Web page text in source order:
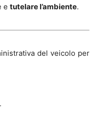
e tutelare l’ambiente.
del veicolo per